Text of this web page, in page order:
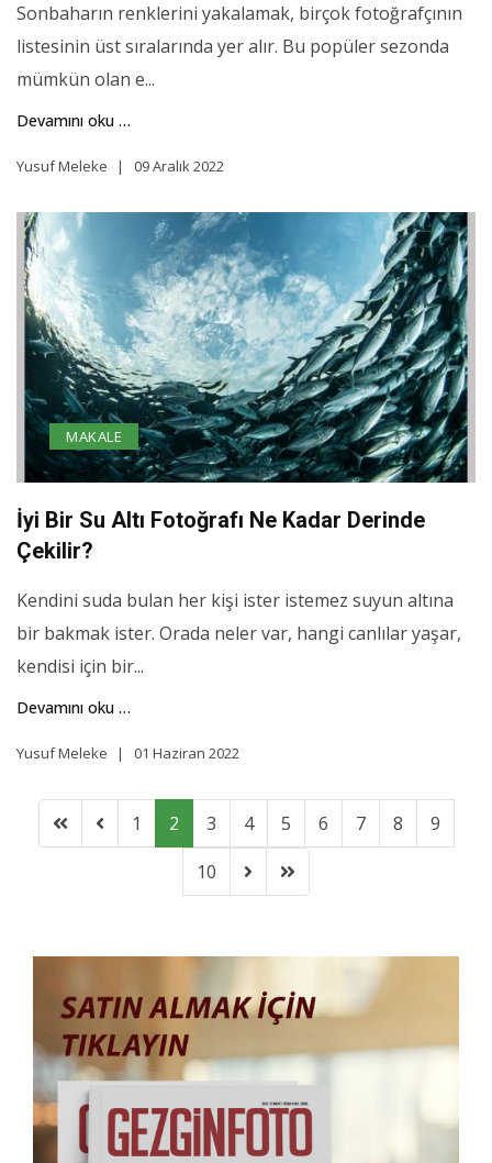
Sonbaharın renklerini yakalamak, birçok fotoğrafçının
listesinin üst sıralarında yer alır. Bu popüler sezonda
mümkün olan e...
Devamını oku …
Yusuf Meleke 09 Aralık 2022
MAKALE
İyi Bir Su Altı Fotoğrafı Ne Kadar Derinde
Çekilir?
Kendini suda bulan her kişi ister istemez suyun altına
bir bakmak ister. Orada neler var, hangi canlılar yaşar,
kendisi için bir...
Devamını oku …
Yusuf Meleke 01 Haziran 2022
1 2 3 4 5 6 7 8
9
10